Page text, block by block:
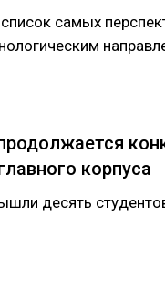
самых
корпуса
десять